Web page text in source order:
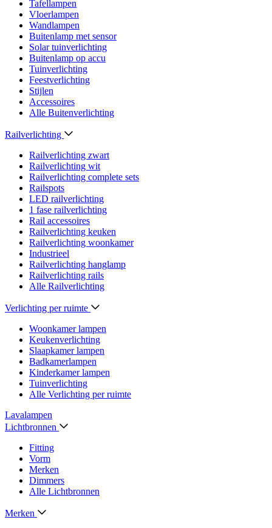
Tafellampen
Vloerlampen
Wandlampen
Buitenlamp met sensor
Solar tuinverlichting
Buitenlamp op accu
Tuinverlichting
Feestverlichting
Stijlen
Accessoires
Alle Buitenverlichting
Railverlichting
Railverlichting zwart
Railverlichting wit
Railverlichting complete sets
Railspots
LED railverlichting
1 fase railverlichting
Rail accessoires
Railverlichting keuken
Railverlichting woonkamer
Industrieel
Railverlichting hanglamp
Railverlichting rails
Alle Railverlichting
Verlichting per ruimte
Woonkamer lampen
Keukenverlichting
Slaapkamer lampen
Badkamerlampen
Kinderkamer lampen
Tuinverlichting
Alle Verlichting per ruimte
Lavalampen
Lichtbronnen
Fitting
Vorm
Merken
Dimmers
Alle Lichtbronnen
Merken